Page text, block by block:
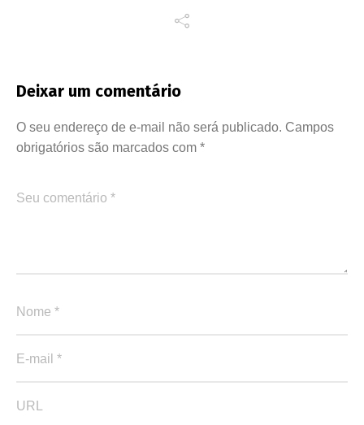
Deixar um comentário
O seu endereço de e-mail não será publicado. Campos
obrigatórios são marcados com *